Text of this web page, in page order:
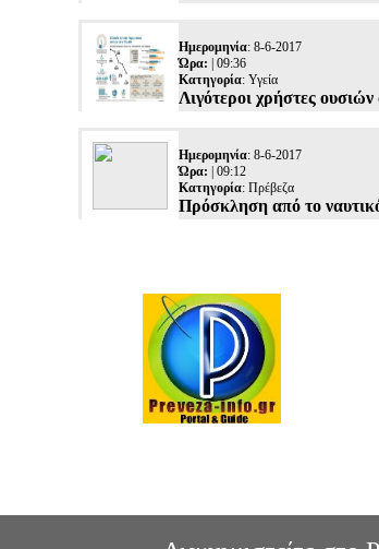
Ημερομηνία: 8-6-2017
Ώρα:
| 09:36
Κατηγορία:Υγεία
Λιγότεροι χρήστες
Ημερομηνία: 8-6-2017
Ώρα:
| 09:12
Κατηγορία:Πρέβεζα
Πρόσκληση από το